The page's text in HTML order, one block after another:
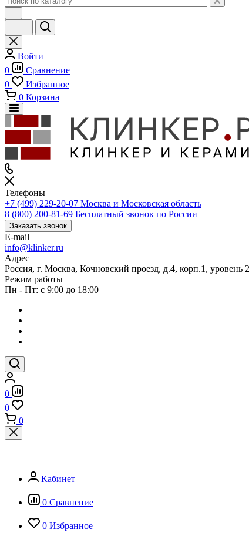
Войти
0
Сравнение
0
Избранное
0 Корзина
Телефоны
+7 (499) 229-20-07 Москва и Московская область
8 (800) 200-81-69 Бесплатный звонок по России
Заказать звонок
E-mail
info@klinker.ru
Адрес
Россия, г. Москва, Кочновский проезд, д.4, корп.1,
Режим работы
Пн - Пт: с 9:00 до 18:00
0
0
0
Кабинет
0 Сравнение
0 Избранное